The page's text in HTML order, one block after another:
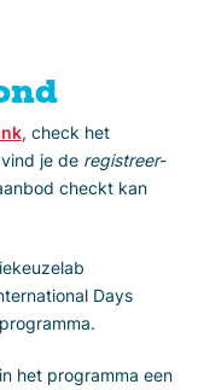
, check het
je de registreer-
checkt kan
Days
het programma een